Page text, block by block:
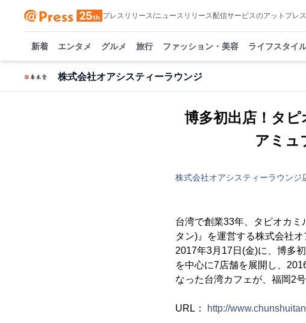
プレスリリース/ニュースリリース配信サービスのアットプレス
新着 エンタメ グルメ 旅行 ファッション・美容 ライフスタイ
株式会社オアシスティーラウンジ
博多初出店！タ
アミュ
株式会社オアシスティーラウンジ
台湾で創業33年、タピオカ
タン)』を運営する株式会社
2017年3月17日(金)に、博多
を中心に7店舗を展開し、
なった台湾カフェが、福岡2
URL： http://